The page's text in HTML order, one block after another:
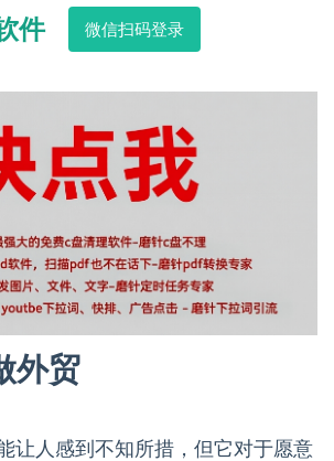
件 微信扫码登录
外贸
让人感到不知所措，但它对于愿意